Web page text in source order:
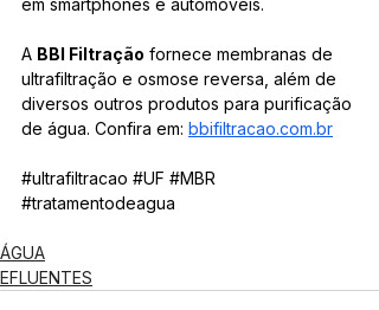
em smartphones e automóveis.
A BBI Filtração fornece membranas de
ultrafiltração e osmose reversa, além de
diversos outros produtos para purificação
de água. Confira em: bbifiltracao.com.br
#ultrafiltracao #UF #MBR
#tratamentodeagua
ÁGUA
EFLUENTES